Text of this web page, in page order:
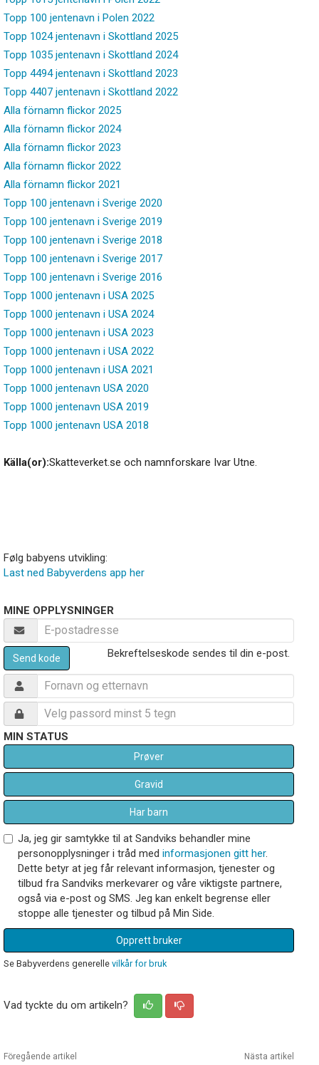
Topp 100 jentenavn i Polen 2022
Topp 1024 jentenavn i Skottland 2025
Topp 1035 jentenavn i Skottland 2024
Topp 4494 jentenavn i Skottland 2023
Topp 4407 jentenavn i Skottland 2022
Alla förnamn flickor 2025
Alla förnamn flickor 2024
Alla förnamn flickor 2023
Alla förnamn flickor 2022
Alla förnamn flickor 2021
Topp 100 jentenavn i Sverige 2020
Topp 100 jentenavn i Sverige 2019
Topp 100 jentenavn i Sverige 2018
Topp 100 jentenavn i Sverige 2017
Topp 100 jentenavn i Sverige 2016
Topp 1000 jentenavn i USA 2025
Topp 1000 jentenavn i USA 2024
Topp 1000 jentenavn i USA 2023
Topp 1000 jentenavn i USA 2022
Topp 1000 jentenavn i USA 2021
Topp 1000 jentenavn USA 2020
Topp 1000 jentenavn USA 2019
Topp 1000 jentenavn USA 2018
Källa(or):Skatteverket.se och namnforskare Ivar Utne.
Følg babyens utvikling:
Last ned Babyverdens app her
MINE OPPLYSNINGER
Send kode Bekreftelseskode sendes til din e-post.
MIN STATUS
Prøver
Gravid
Har barn
Ja, jeg gir samtykke til at Sandviks behandler mine
personopplysninger i tråd med informasjonen gitt her.
Dette betyr at jeg får relevant informasjon, tjenester og
tilbud fra Sandviks merkevarer og våre viktigste partnere,
også via e-post og SMS. Jeg kan enkelt begrense eller
stoppe alle tjenester og tilbud på Min Side.
Opprett bruker
Se Babyverdens generelle vilkår for bruk
Vad tyckte du om artikeln?
Föregående artikel Nästa artikel